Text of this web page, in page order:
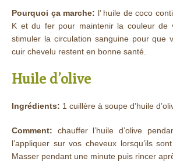
Pourquoi ça marche: l’ huile de coco
K et du fer pour maintenir la couleur de
stimuler la circulation sanguine pour que
cuir chevelu restent en bonne santé.
Huile d’olive
Ingrédients: 1 cuillère à soupe d’huile
Comment: chauffer l’huile d’olive
l’appliquer sur vos cheveux lorsqu’ils
Masser pendant une minute puis rincer